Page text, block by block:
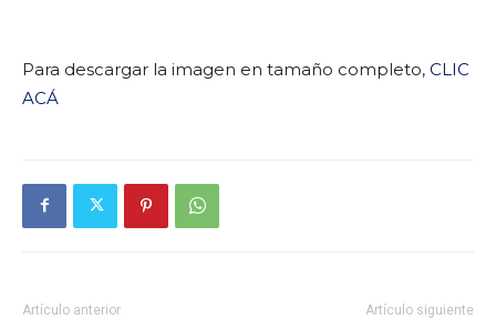
Para descargar la imagen en tamaño completo, CLIC
ACÁ
Artículo anterior Artículo siguiente